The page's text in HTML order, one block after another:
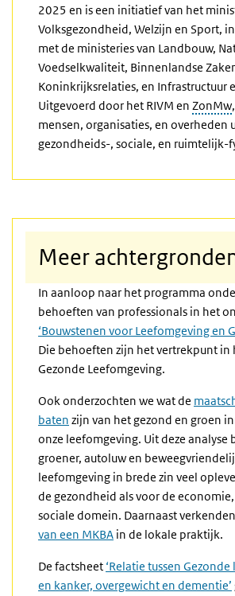
2025 en is een initiatief van het
Volksgezondheid, Welzijn en Sport,
met de ministeries van Landbouw,
Voedselkwaliteit, Binnenlandse
Koninkrijksrelaties, en Infrastructuur
Uitgevoerd door het RIVM en ZonMw
mensen, organisaties, en overheden
gezondheids-, sociale, en ruimtelijk-
Meer
In aanloop naar het programma
behoeften van professionals in het
‘Bouwstenen voor Leefomgeving en
Die behoeften zijn het vertrekpunt in
Gezonde Leefomgeving.
Ook onderzochten we wat de
baten zijn van het gezond en groen
onze leefomgeving. Uit deze analyse
groener, autoluw en
leefomgeving in brede zin veel
de gezondheid als voor de
sociale domein. Daarnaast
van een MKBA in de lokale praktijk.
De factsheet ‘Relatie tussen
en kanker, overgewicht en dementie’